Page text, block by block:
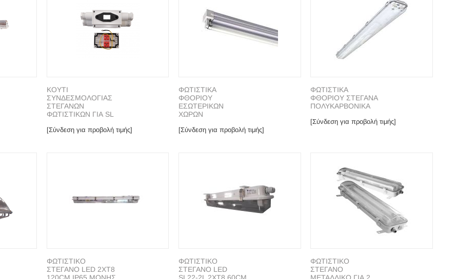
ΚΟΥΤΙ
ΣΥΝΔΕΣΜΟΛΟΓΙΑΣ
ΣΤΕΓΑΝΩΝ
ΦΩΤΙΣΤΙΚΩΝ ΓΙΑ SL
[Σύνδεση για προβολή τιμής]
ΦΩΤΙΣΤΙΚΑ
ΦΘΟΡΙΟΥ
ΕΣΩΤΕΡΙΚΩΝ
ΧΩΡΩΝ
[Σύνδεση για προβολή τιμής]
ΦΩΤΙΣΤΙΚΑ
ΦΘΟΡΙΟΥ ΣΤΕΓΑΝΑ
ΠΟΛΥΚΑΡΒΟΝΙΚΑ
[Σύνδεση για προβολή τιμής]
ΦΩΤΙΣΤΙΚΟ
ΣΤΕΓΑΝΟ LED 2ΧΤ8
120CM IP65 ΜΟΝΗΣ
ΦΩΤΙΣΤΙΚΟ
ΣΤΕΓΑΝΟ LED
SL22-2L 2XT8 60CM
ΦΩΤΙΣΤΙΚΟ
ΣΤΕΓΑΝΟ
ΜΕΤΑΛΛΙΚΟ ΓΙΑ 2